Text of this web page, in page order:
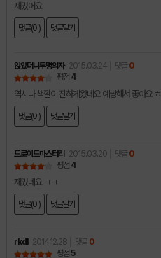
재밌어요
댓글(0 ) 댓글달기
앉았더니투명의자 2015.03.24 댓글 0
평점 4
역시나 색깔이 진하게왔네요 예쌍해서 좋아요 ㅎ
댓글(0 ) 댓글달기
드로이드마스터리 2015.03.20 댓글 0
평점 4
재밌네요 ㅋㅋ
댓글(0 ) 댓글달기
rkdl 2014.12.28 댓글 0
평점 5